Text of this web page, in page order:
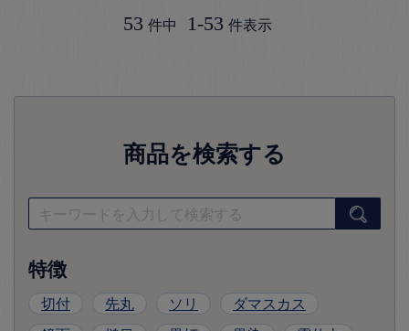
53 件中 1-53 件表示
商品を検索する
特徴
切付 先丸 ソリ
ダマスカス